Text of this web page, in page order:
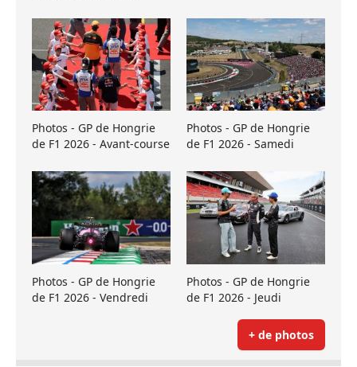
Photos - GP de Hongrie
de F1 2026 - Avant-course
Photos - GP de Hongrie
de F1 2026 - Samedi
Photos - GP de Hongrie
de F1 2026 - Vendredi
Photos - GP de Hongrie
de F1 2026 - Jeudi
+ de photos